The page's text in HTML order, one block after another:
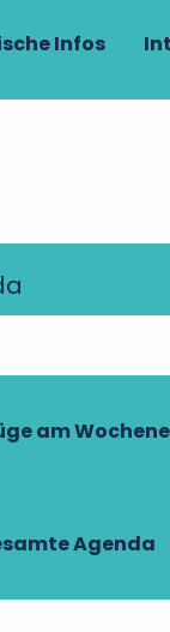
Infos
am
Agenda